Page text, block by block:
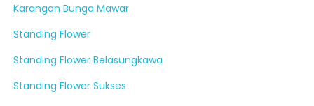
Karangan Bunga Mawar
Standing Flower
Standing Flower Belasungkawa
Standing Flower Sukses